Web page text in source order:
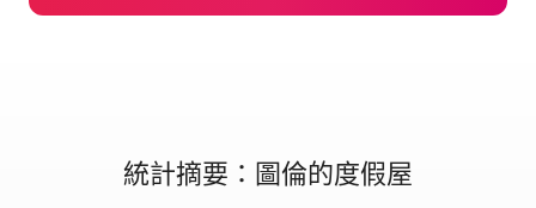
統計摘要：圖倫的度假屋